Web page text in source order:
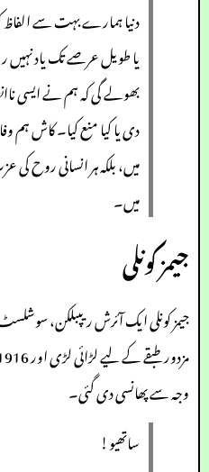
دنیا ہمارے بہت سے الفاظ
یا طویل عرصے تک یاد نہیں
بھولے گی کہ ہم نے ایسی
دی یا کیا منع کیا۔ کاش ہم
میں، بلکہ ہر انسانی روح
میں۔
جیمز کونلی
جیمز کونلی ایک آئرش ریپبلکن،
وجہ سے پھانسی دی گئی۔
ساتھیو!